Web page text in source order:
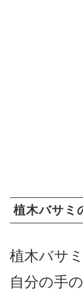
植木バサミ
植木バサ
自分の手